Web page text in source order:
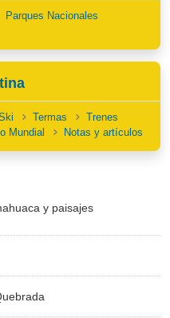
Parques Nacionales
Termas
Trenes
Mundial Notas y artículos
y paisajes